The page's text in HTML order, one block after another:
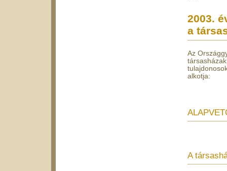
2003.
a
Az
alkotja:
A